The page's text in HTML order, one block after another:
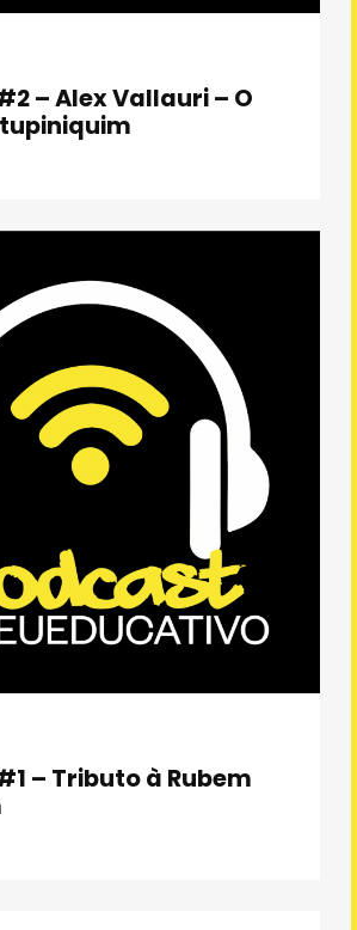
2022 Instituto Bem Cultural
– Alex Vallauri – O
– Tributo à Rubem